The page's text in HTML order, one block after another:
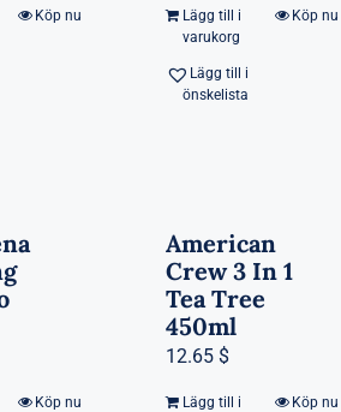
Köp nu
Lägg till i
varukorg
Köp nu
Lägg till i
önskelista
Köp nu
American
Crew 3 In 1
Tea Tree
450ml
12.65 $
Lägg till i
Köp nu